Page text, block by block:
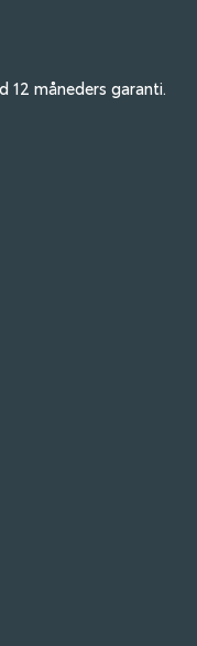
12 måneders garanti.